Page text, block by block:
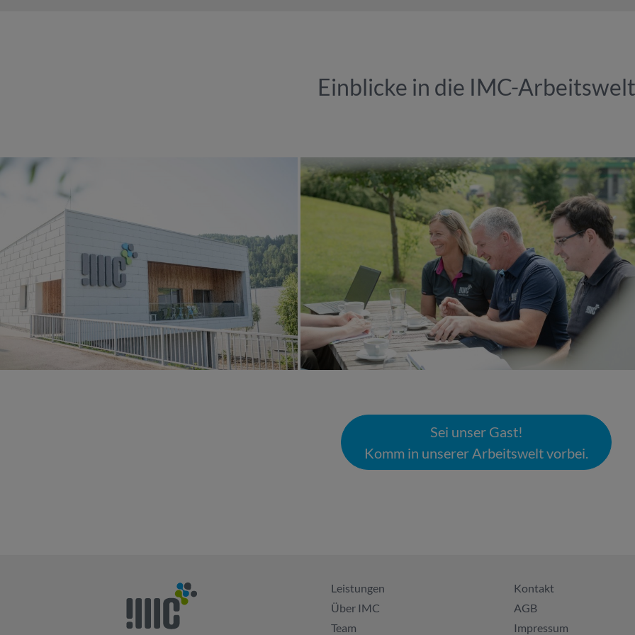
Einblicke in die IMC-Arbeitswelt
Sei unser Gast!
Komm in unserer Arbeitswelt vorbei.
Leistungen
Über IMC
Team
Kontakt
AGB
Impressum